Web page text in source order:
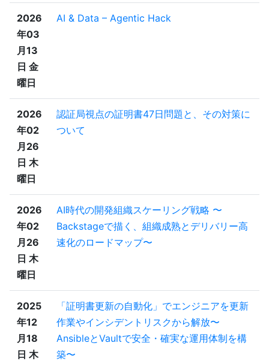
2026
年03
月13
日 金
曜日
AI & Data – Agentic Hack
2026
年02
月26
日 木
曜日
認証局視点の証明書47日問題と、その対策に
ついて
2026
年02
月26
日 木
曜日
AI時代の開発組織スケーリング戦略 〜
Backstageで描く、組織成熟とデリバリー高
速化のロードマップ〜
2025
年12
月18
日 木
「証明書更新の自動化」でエンジニアを更新
作業やインシデントリスクから解放〜
AnsibleとVaultで安全・確実な運用体制を構
築〜